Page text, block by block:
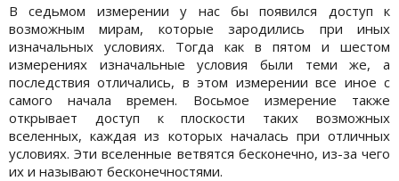
В седьмом измерении у нас бы появился доступ к
возможным мирам, которые зародились при иных
изначальных условиях. Тогда как в пятом и шестом
измерениях изначальные условия были теми же, а
последствия отличались, в этом измерении все иное с
самого начала времен. Восьмое измерение также
открывает доступ к плоскости таких возможных
вселенных, каждая из которых началась при отличных
условиях. Эти вселенные ветвятся бесконечно, из-за чего
их и называют бесконечностями.